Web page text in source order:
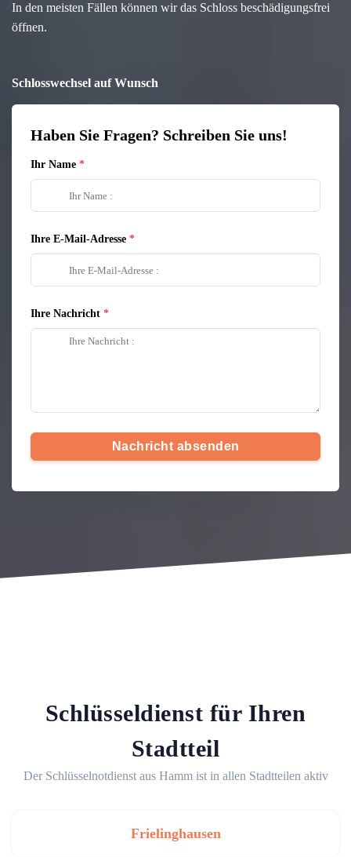
In den meisten Fällen können wir das Schloss beschädigungsfrei
öffnen.
Schlosswechsel auf Wunsch
Haben Sie Fragen? Schreiben Sie uns!
Ihr Name
Ihre E-Mail-Adresse
Ihre Nachricht
Nachricht absenden
Schlüsseldienst für Ihren
Stadtteil
Der Schlüsselnotdienst aus Hamm ist in allen Stadtteilen aktiv
Frielinghausen